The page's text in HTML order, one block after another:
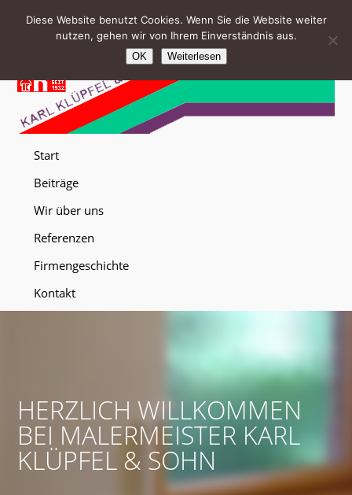
Start
Beiträge
Wir über uns
Referenzen
Firmengeschichte
Kontakt
HERZLICH WILLKOMMEN
BEI MALERMEISTER KARL
KLÜPFEL & SOHN
Diese Website benutzt Cookies. Wenn Sie die Website weiter
nutzen, gehen wir von Ihrem Einverständnis aus.
OK Weiterlesen